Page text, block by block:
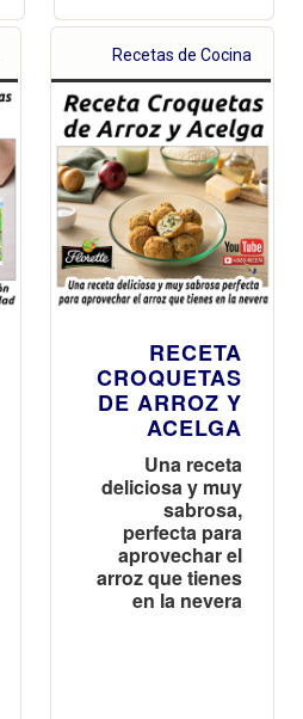
Recetas de Cocina
RECETA
CROQUETAS
DE ARROZ Y
ACELGA
Una receta
deliciosa y muy
sabrosa,
perfecta para
aprovechar el
arroz que tienes
en la nevera